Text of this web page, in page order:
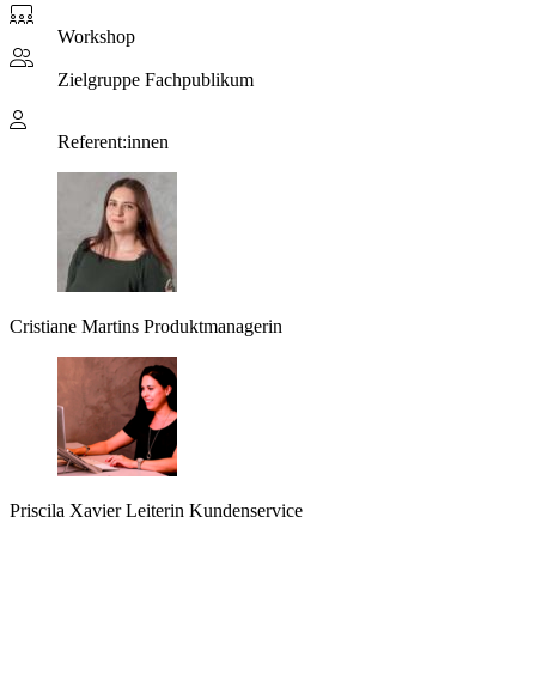
Workshop
Zielgruppe Fachpublikum
Referent:innen
Cristiane Martins Produktmanagerin
Priscila XavierLeiterin Kundenservice